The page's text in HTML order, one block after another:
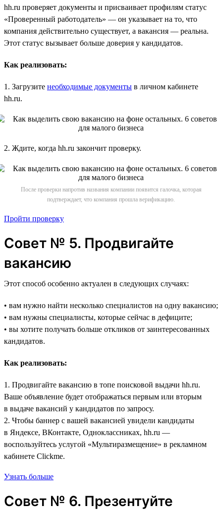
hh.ru проверяет документы и присваивает профилям статус
«Проверенный работодатель» — он указывает на то, что
компания действительно существует, а вакансия — реальна.
Этот статус вызывает больше доверия у кандидатов.
Как реализовать:
1. Загрузите необходимые документы в личном кабинете
hh.ru.
2. Ждите, когда hh.ru закончит проверку.
После проверки напротив названия компании появится галочка, которая
подтверждает, что компания прошла верификацию.
Пройти проверку
Совет № 5. Продвигайте
вакансию
Этот способ особенно актуален в следующих случаях:
• вам нужно найти несколько специалистов на одну вакансию;
• вам нужны специалисты, которые сейчас в дефиците;
• вы хотите получать больше откликов от заинтересованных
кандидатов.
Как реализовать:
1. Продвигайте вакансию в топе поисковой выдачи hh.ru.
Ваше объявление будет отображаться первым или вторым
в выдаче вакансий у кандидатов по запросу.
2. Чтобы баннер с вашей вакансией увидели кандидаты
в Яндексе, ВКонтакте, Одноклассниках, hh.ru —
воспользуйтесь услугой «Мультиразмещение» в рекламном
кабинете Clickme.
Узнать больше
Совет № 6. Презентуйте